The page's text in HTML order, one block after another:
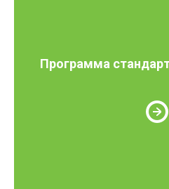
Программа